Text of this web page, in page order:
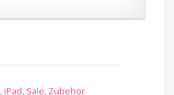
, iPad, Sale, Zubehör